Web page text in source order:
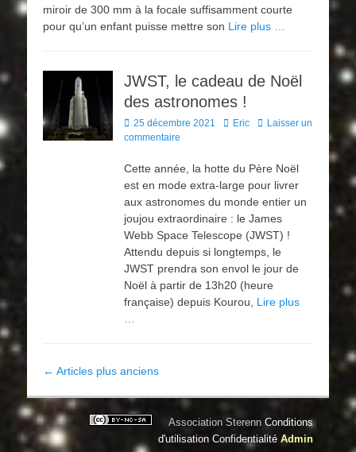
miroir de 300 mm à la focale suffisamment courte
pour qu’un enfant puisse mettre son Lire plus …
JWST, le cadeau de Noël
des astronomes !
Posted
on
25 décembre 2021 Author
Eric
Laisser un
commentaire
Cette année, la hotte du Père Noël
est en mode extra-large pour livrer
aux astronomes du monde entier un
joujou extraordinaire : le James
Webb Space Telescope (JWST) !
Attendu depuis si longtemps, le
JWST prendra son envol le jour de
Noël à partir de 13h20 (heure
française) depuis Kourou, Lire plus
Navigation
articles
← Articles plus anciens
Association Sterenn Conditions
d'utilisation Confidentialité Admin